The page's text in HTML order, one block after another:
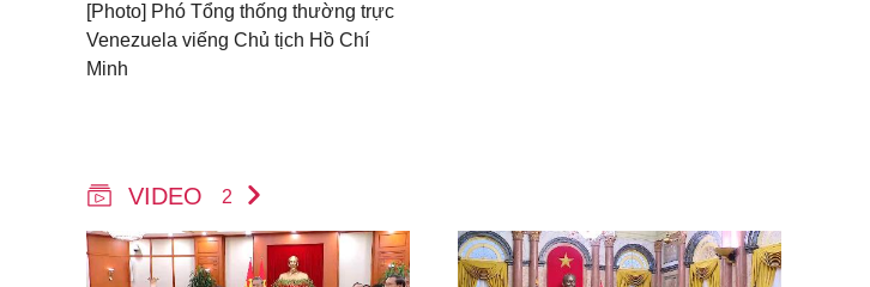
[Photo] Phó Tổng thống thường trực
Venezuela viếng Chủ tịch Hồ Chí
Minh
VIDEO 2